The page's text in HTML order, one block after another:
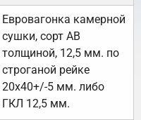
Евровагонка камерной
сушки, сорт АВ
толщиной, 12,5 мм. по
строганой рейке
20х40+/-5 мм. либо
ГКЛ 12,5 мм.